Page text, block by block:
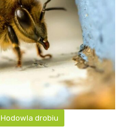
Hodowla drobiu